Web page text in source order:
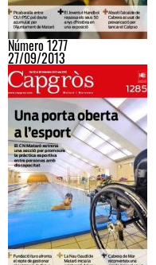
Número 1277
27/09/2013